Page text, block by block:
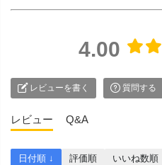
4.00
レビューを書く 質問する
レビュー Q&A
日付順 ↓ 評価順 いいね数順